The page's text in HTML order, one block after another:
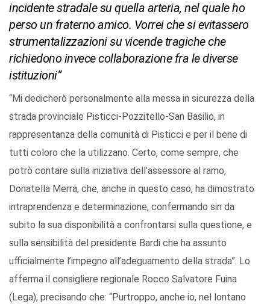
incidente stradale su quella arteria, nel quale ho
perso un fraterno amico. Vorrei che si evitassero
strumentalizzazioni su vicende tragiche che
richiedono invece collaborazione fra le diverse
istituzioni”
“Mi dedicherò personalmente alla messa in sicurezza della
strada provinciale Pisticci-Pozzitello-San Basilio, in
rappresentanza della comunità di Pisticci e per il bene di
tutti coloro che la utilizzano. Certo, come sempre, che
potrò contare sulla iniziativa dell’assessore al ramo,
Donatella Merra, che, anche in questo caso, ha dimostrato
intraprendenza e determinazione, confermando sin da
subito la sua disponibilità a confrontarsi sulla questione, e
sulla sensibilità del presidente Bardi che ha assunto
ufficialmente l’impegno all’adeguamento della strada”. Lo
afferma il consigliere regionale Rocco Salvatore Fuina
(Lega), precisando che: “Purtroppo, anche io, nel lontano